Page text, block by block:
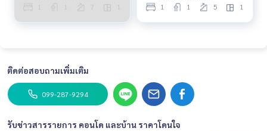
7 1 1 5 1
ติดต่อสอบถามเพิ่มเติม
099-287-9294
รับข่าวสารรายการ คอนโด และบ้าน ราคาโดนใจ